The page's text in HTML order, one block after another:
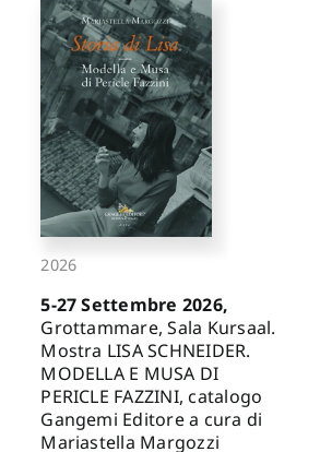
2026
5-27 Settembre 2026,
Grottammare, Sala Kursaal.
Mostra LISA SCHNEIDER.
MODELLA E MUSA DI
PERICLE FAZZINI, catalogo
Gangemi Editore a cura di
Mariastella Margozzi